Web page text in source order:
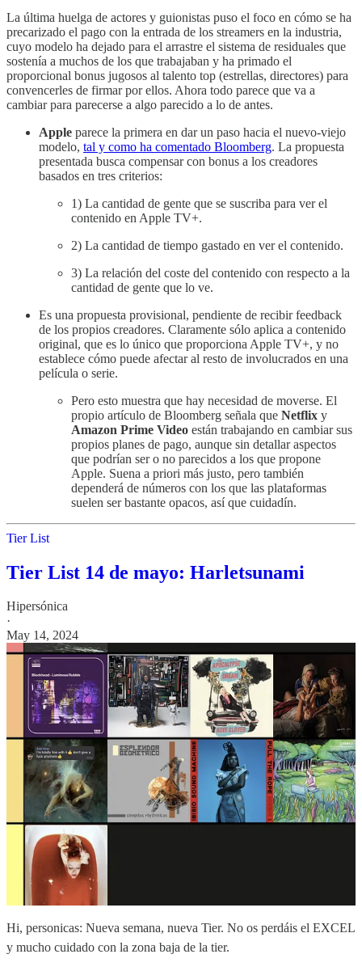
La última huelga de actores y guionistas puso el foco en cómo se ha
precarizado el pago con la entrada de los streamers en la industria,
cuyo modelo ha dejado para el arrastre el sistema de residuales que
sostenía a muchos de los que trabajaban y ha primado el
proporcional bonus jugosos al talento top (estrellas, directores) para
convencerles de firmar por ellos. Ahora todo parece que va a
cambiar para parecerse a algo parecido a lo de antes.
Apple parece la primera en dar un paso hacia el nuevo-viejo
modelo, tal y como ha comentado Bloomberg. La propuesta
presentada busca compensar con bonus a los creadores
basados en tres criterios:
1) La cantidad de gente que se suscriba para ver el
contenido en Apple TV+.
2) La cantidad de tiempo gastado en ver el contenido.
3) La relación del coste del contenido con respecto a la
cantidad de gente que lo ve.
Es una propuesta provisional, pendiente de recibir feedback
de los propios creadores. Claramente sólo aplica a contenido
original, que es lo único que proporciona Apple TV+, y no
establece cómo puede afectar al resto de involucrados en una
película o serie.
Pero esto muestra que hay necesidad de moverse. El
propio artículo de Bloomberg señala que Netflix y
Amazon Prime Video están trabajando en cambiar sus
propios planes de pago, aunque sin detallar aspectos
que podrían ser o no parecidos a los que propone
Apple. Suena a priori más justo, pero también
dependerá de números con los que las plataformas
suelen ser bastante opacos, así que cuidadín.
Tier List
Tier List 14 de mayo: Harletsunami
Hipersónica
·
May 14, 2024
Hi, personicas: Nueva semana, nueva Tier. No os perdáis el EXCEL
y mucho cuidado con la zona baja de la tier.